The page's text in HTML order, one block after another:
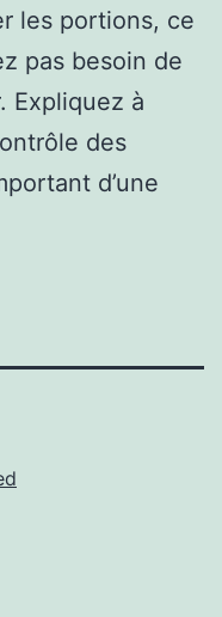
les portions, ce
pas besoin de
Expliquez à
des
d’une